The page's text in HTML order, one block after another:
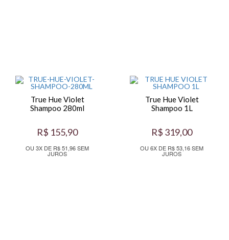
True Hue Violet
Shampoo 280ml
R$ 155,90
OU 3X DE R$ 51,96 SEM
JUROS
True Hue Violet
Shampoo 1L
R$ 319,00
OU 6X DE R$ 53,16 SEM
JUROS